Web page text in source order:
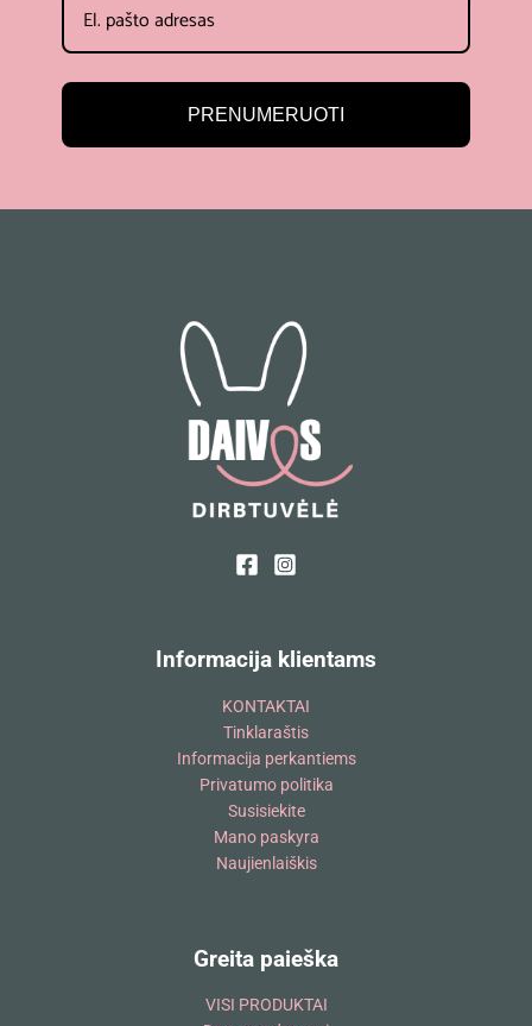
PRENUMERUOTI
Informacija klientams
KONTAKTAI
Tinklaraštis
Informacija perkantiems
Privatumo politika
Susisiekite
Mano paskyra
Naujienlaiškis
Greita paieška
VISI PRODUKTAI